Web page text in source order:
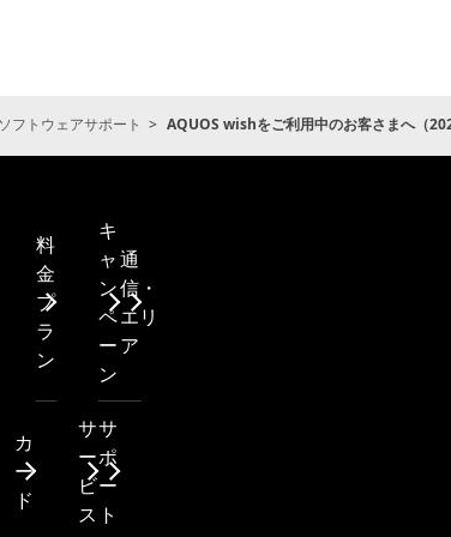
ソフトウェアサポート AQUOS wishをご利用中のお客さまへ（
料
金
プ
ラ
ン
キ
ャ
ン
ペ
ー
ン
通
信・
エリ
ア
カ
ー
ド
サ
ー
ビ
ス
サ
ポ
ー
ト